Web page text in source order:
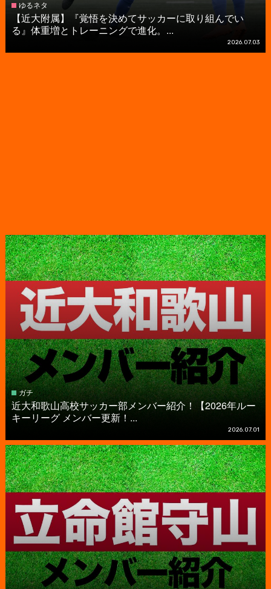
ゆるネタ
【近大附属】『覚悟を決めてサッカーに取り組んでい
る』体重増とトレーニングで進化。...
2026.07.03
ガチ
近大和歌山高校サッカー部メンバー紹介！【2026年ルー
キーリーグ メンバー更新！...
2026.07.01